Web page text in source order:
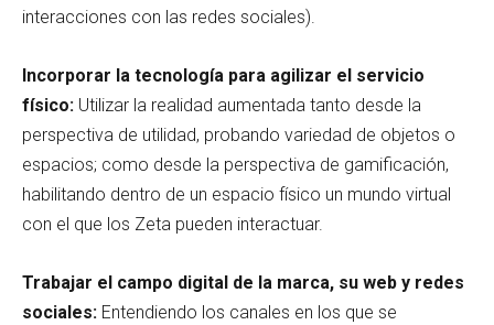
interacciones con las redes sociales).
Incorporar la tecnología para agilizar el servicio
físico: Utilizar la realidad aumentada tanto desde la
perspectiva de utilidad, probando variedad de objetos o
espacios; como desde la perspectiva de gamificación,
habilitando dentro de un espacio físico un mundo virtual
con el que los Zeta pueden interactuar.
Trabajar el campo digital de la marca, su web y redes
sociales: Entendiendo los canales en los que se